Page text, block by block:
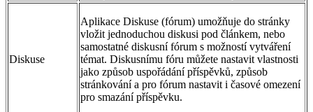
Diskuse
Aplikace Diskuse (fórum) umožňuje do stránky
vložit jednoduchou diskusi pod článkem, nebo
samostatné diskusní fórum s možností vytváření
témat. Diskusnímu fóru můžete nastavit vlastnosti
jako způsob uspořádání příspěvků, způsob
stránkování a pro fórum nastavit i časové omezení
pro smazání příspěvku.